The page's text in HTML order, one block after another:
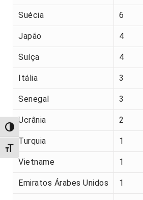
Alternar alto contraste
Alternar tamanho da fonte
Suécia 6
Japão 4
Suíça 4
Itália 3
Senegal 3
Ucrânia 2
Turquia 1
Vietname 1
Emiratos Árabes Unidos 1